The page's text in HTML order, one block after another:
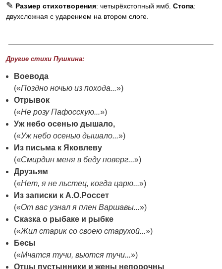
✎ Размер стихотворения: четырёхстопный ямб. Стопа:
двухсложная с ударением на втором слоге.
Другие стихи Пушкина:
Воевода
(«Поздно ночью из похода...»)
Отрывок
(«Не розу Пафосскую...»)
Уж небо осенью дышало,
(«Уж небо осенью дышало...»)
Из письма к Яковлеву
(«Смирдин меня в беду поверг...»)
Друзьям
(«Нет, я не льстец, когда царю...»)
Из записки к А.О.Россет
(«От вас узнал я плен Варшавы...»)
Сказка о рыбаке и рыбке
(«Жил старик со своею старухой...»)
Бесы
(«Мчатся тучи, вьются тучи...»)
Отцы пустынники и жены непорочны